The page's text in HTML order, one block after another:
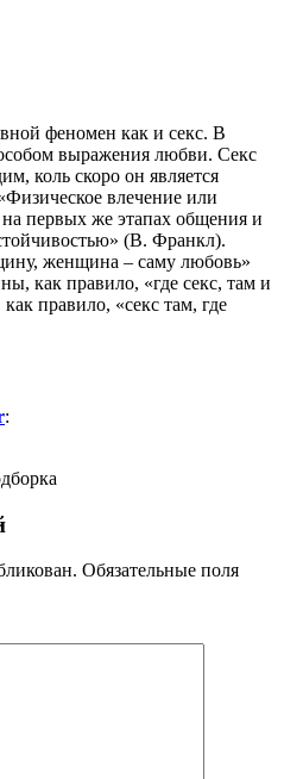
феномен как и секс. В
выражения любви. Секс
коль скоро он является
влечение или
первых же этапах общения и
(В. Франкл).
женщина – саму любовь»
как правило, «где секс, там и
правило, «секс там, где
:
Обязательные поля